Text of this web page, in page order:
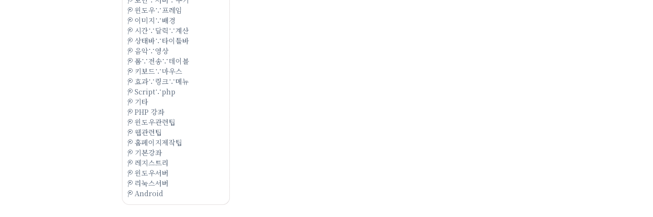
윈도우∵프레임
이미지∵배경
시간∵달력∵계산
상태바∵타이틀바
음악∵영상
폼∵전송∵테이블
키보드∵마우스
효과∵링크∵메뉴
Script∵php
기타
PHP 강좌
윈도우관련팁
웹관련팁
홈페이지제작팁
기본강좌
레지스트리
윈도우서버
리눅스서버
Android